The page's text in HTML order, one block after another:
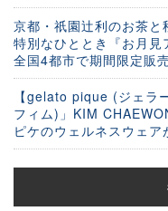
京都・祇園辻利のお茶
特別なひととき『お月見
全国4都市で期間限定販売
【gelato pique (ジェラ
フィム)」KIM
ピケのウェルネスウェ